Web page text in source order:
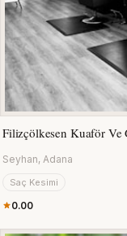
Filizçölkesen Kuaför Ve
Seyhan, Adana
Saç Kesimi
0.00